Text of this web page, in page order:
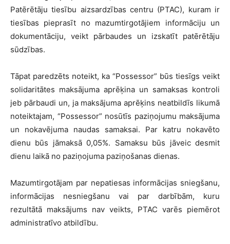
Patērētāju tiesību aizsardzības centru (PTAC), kuram ir
tiesības pieprasīt no mazumtirgotājiem informāciju un
dokumentāciju, veikt pārbaudes un izskatīt patērētāju
sūdzības.
Tāpat paredzēts noteikt, ka “Possessor” būs tiesīgs veikt
solidaritātes maksājuma aprēķina un samaksas kontroli
jeb pārbaudi un, ja maksājuma aprēķins neatbildīs likumā
noteiktajam, “Possessor” nosūtīs paziņojumu maksājuma
un nokavējuma naudas samaksai. Par katru nokavēto
dienu būs jāmaksā 0,05%. Samaksu būs jāveic desmit
dienu laikā no paziņojuma paziņošanas dienas.
Mazumtirgotājam par nepatiesas informācijas sniegšanu,
informācijas nesniegšanu vai par darbībām, kuru
rezultātā maksājums nav veikts, PTAC varēs piemērot
administratīvo atbildību.